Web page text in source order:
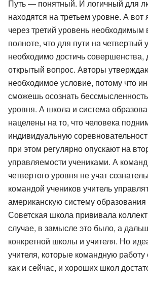
Путь — понятный. И логичный для
находятся на третьем уровне. А вот
через третий уровень необходимым
полноте, что для пути на четвертый
необходимо достичь
открытый вопрос. Авторы
необходимое условие, потому что
сможешь осознать бессмысленность
уровня. А школа и система
нацелены на то, что человека
индивидуальную
при этом регулярно опускают на
управляемости учениками. А
четвертого уровня не учат
командой учеников учитель
американскую систему
Советская школа прививала
случае, в замысле это было, а
конкретной школы и учителя. Но
учителя, которые командную работу
как и сейчас, и хороших школ